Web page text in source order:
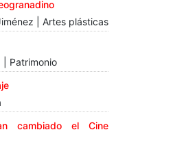
| Artes plásticas
| Patrimonio
cambiado el Cine